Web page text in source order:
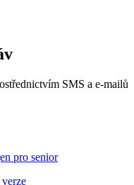
SMS a e-mailů
pro senior